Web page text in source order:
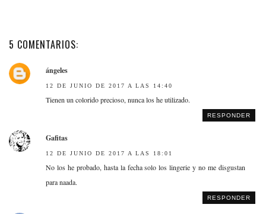
5 COMENTARIOS:
ángeles
12 DE JUNIO DE 2017 A LAS 14:40
Tienen un colorido precioso, nunca los he utilizado.
RESPONDER
Gafitas
12 DE JUNIO DE 2017 A LAS 18:01
No los he probado, hasta la fecha solo los lingerie y no me disgustan
para naada.
RESPONDER